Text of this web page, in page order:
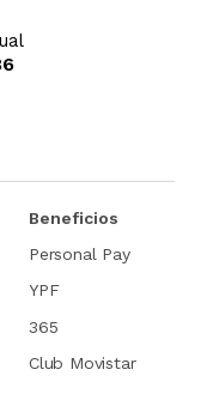
Beneficios
Personal Pay
YPF
365
Club Movistar